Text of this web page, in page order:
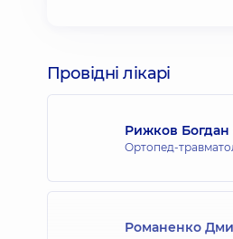
Провідні лікарі
Рижков Богдан
Ортопед-
Романенко